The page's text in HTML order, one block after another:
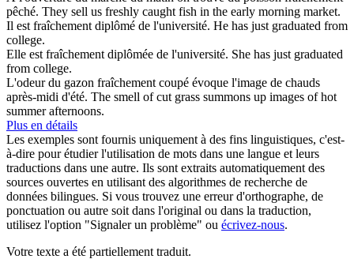
pêché. They sell us freshly caught fish in the early morning market.
Il est fraîchement diplômé de l'université. He has just graduated from
college.
Elle est fraîchement diplômée de l'université. She has just graduated
from college.
L'odeur du gazon fraîchement coupé évoque l'image de chauds
après-midi d'été. The smell of cut grass summons up images of hot
summer afternoons.
Plus en détails
Les exemples sont fournis uniquement à des fins linguistiques, c'est-
à-dire pour étudier l'utilisation de mots dans une langue et leurs
traductions dans une autre. Ils sont extraits automatiquement des
sources ouvertes en utilisant des algorithmes de recherche de
données bilingues. Si vous trouvez une erreur d'orthographe, de
ponctuation ou autre soit dans l'original ou dans la traduction,
utilisez l'option "Signaler un problème" ou écrivez-nous.
Votre texte a été partiellement traduit.